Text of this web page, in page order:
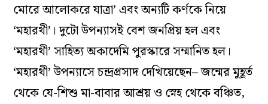
মোরে আলোকরে যাত্রা’ এবং অন‍্যটি কর্ণকে নিয়ে
‘মহারথী’। দুটো উপন্যাসই বেশ জনপ্রিয় হল এবং
‘মহারথী’ সাহিত্য অকাদেমি পুরস্কারে সম্মানিত হল।
‘মহারথী’ উপন্যাসে চন্দ্রপ্রসাদ দেখিয়েছেন– জন্মের মুহূর্ত
থেকে যে-শিশু মা-বাবার আশ্রয় ও স্নেহ থেকে বঞ্চিত,